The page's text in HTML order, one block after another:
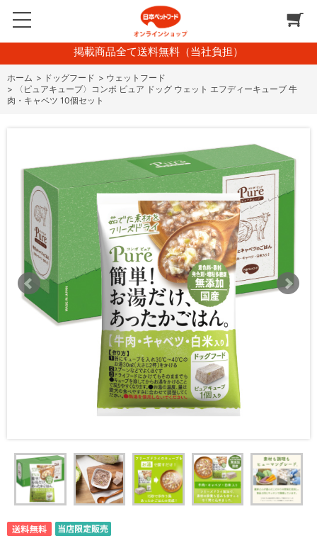
掲載商品全て送料無料（当社負担）
ホーム > ドッグフード > ウェットフード
>
〈ピュアキューブ〉コンボ ピュア ドッグ ウェット エフディーキューブ 牛
肉・キャベツ 10個セット